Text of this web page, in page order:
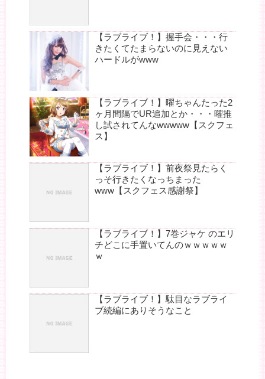
【ラブライブ！】握手会・・・行
きたくてたまらないのに見えない
ハードルがwww
【ラブライブ！】曜ちゃんたった2
ヶ月間隔でUR追加とか・・・曜推
し試されてんなwwwww【スクフェ
ス】
【ラブライブ！】前夜祭見たらく
っそ行きたくなっちまった
www【スクフェス感謝祭】
【ラブライブ！】7巻ジャケ のエリ
チどこに手置いてんのｗｗｗｗｗ
ｗ
【ラブライブ！】駄目なラブライ
ブ続編にありそうなこと